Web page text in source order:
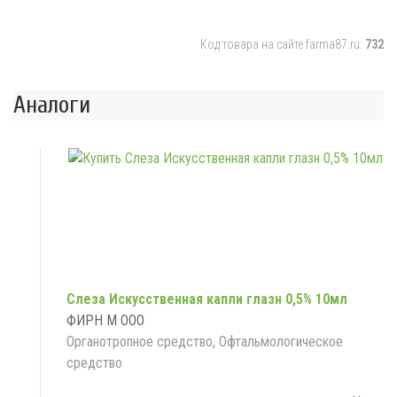
Код товара на сайте farma87.ru: 732
Аналоги
Слеза Искусственная капли глазн 0,5% 10мл
ФИРН М ООО
Органотропное средство, Офтальмологическое
средство